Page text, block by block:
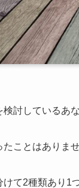
討しているあな
ことはありま
て2種類あり1